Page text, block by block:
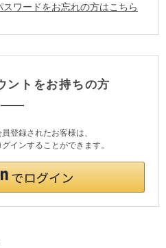
スワードをお忘れの方はこちら
トをお持ちの方
登録されたお客様は、
インすることができます。